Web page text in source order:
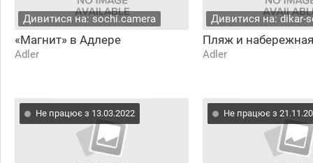
Дивитися на: sochi.camera
«Магнит» в Адлере
Adler
Дивитися на: dikar-
Пляж и набережная
Adler
Не працює з 13.03.2022 Не працює з